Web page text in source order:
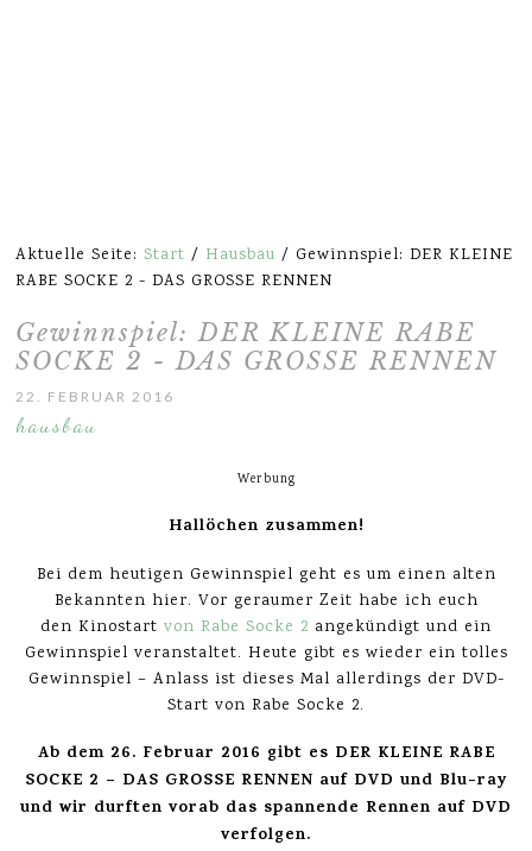
Aktuelle Seite:Start / Hausbau / Gewinnspiel: DER KLEINE
RABE SOCKE 2 ­- DAS GROSSE RENNEN
Gewinnspiel: DER KLEINE RABE
SOCKE 2 ­- DAS GROSSE RENNEN
22. FEBRUAR 2016
hausbau
Werbung
Hallöchen zusammen!
Bei dem heutigen Gewinnspiel geht es um einen alten
Bekannten hier. Vor geraumer Zeit habe ich euch
den Kinostart von Rabe Socke 2 angekündigt und ein
Gewinnspiel veranstaltet. Heute gibt es wieder ein tolles
Gewinnspiel – Anlass ist dieses Mal allerdings der DVD-
Start von Rabe Socke 2.
Ab dem 26. Februar 2016 gibt es DER KLEINE RABE
SOCKE 2 – DAS GROSSE RENNEN auf DVD und Blu-ray
und wir durften vorab das spannende Rennen auf DVD
verfolgen.